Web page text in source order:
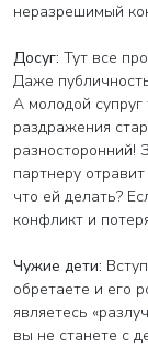
неразрешимый
Досуг: Тут все
Даже
А молодой
раздражения
разносторонний!
партнеру
что ей делать?
конфликт и
Чужие дети:
обретаете и его
являетесь
вы не станете с